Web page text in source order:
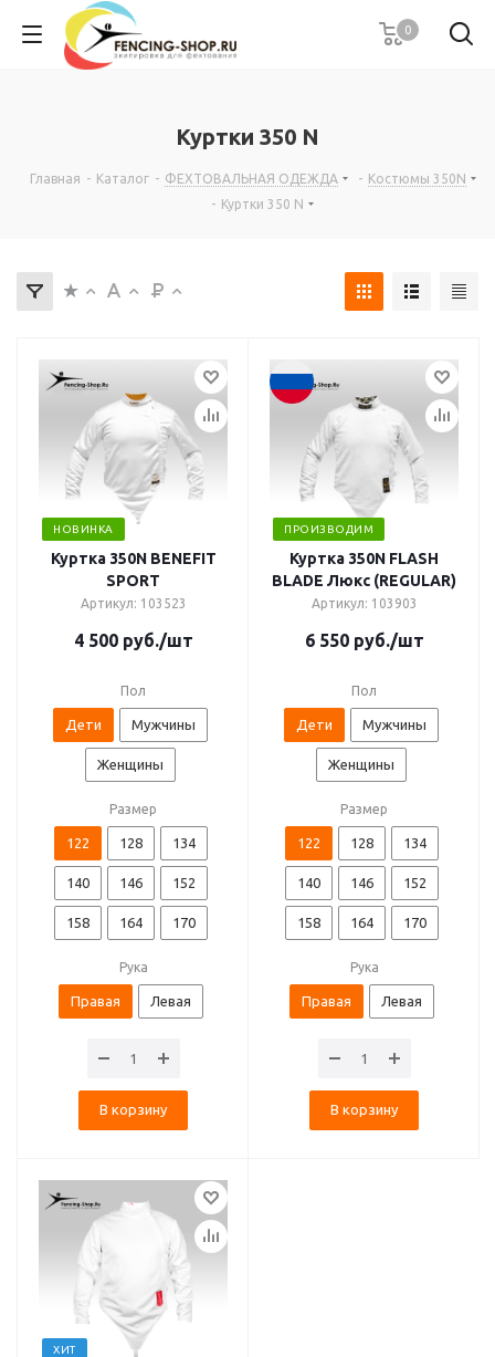
0
Куртки 350 N
Главная - Каталог - ФЕХТОВАЛЬНАЯ ОДЕЖДА - Костюмы 350N
- Куртки 350 N
НОВИНКА
Куртка 350N BENEFIT
SPORT
Артикул: 103523
4 500руб./шт
Пол
Дети Мужчины
Женщины
Размер
122 128 134
140 146 152
158 164 170
Рука
Правая Левая
В корзину
ПРОИЗВОДИМ
Куртка 350N FLASH
BLADE Люкс (REGULAR)
Артикул: 103903
6 550руб./шт
Пол
Дети Мужчины
Женщины
Размер
122 128 134
140 146 152
158 164 170
Рука
Правая Левая
В корзину
ХИТ